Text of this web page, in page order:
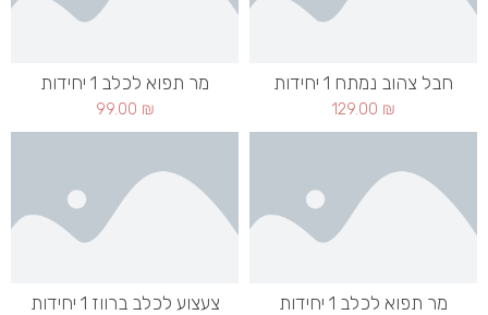
חבל צהוב נמתח 1 יחידות
129.00 ₪
מר תפוא לכלב 1 יחידות
99.00 ₪
מר תפוא לכלב 1 יחידות צעצוע לכלב ברווז 1 יחידות